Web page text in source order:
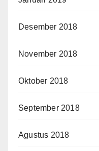
Desember 2018
November 2018
Oktober 2018
September 2018
Agustus 2018